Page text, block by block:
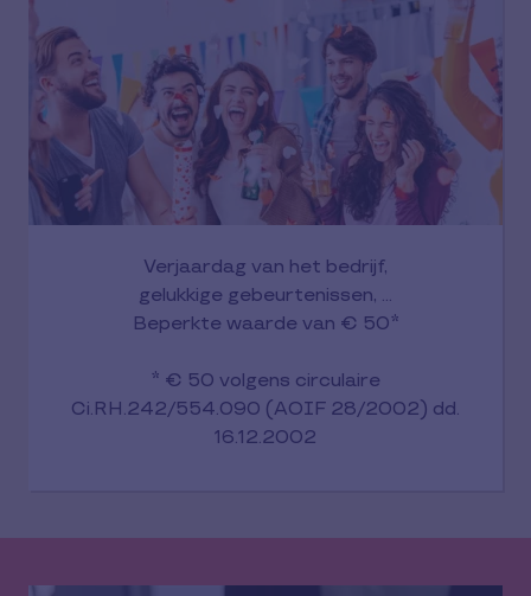
Verjaardag van het bedrijf,
gelukkige gebeurtenissen, ...
Beperkte waarde van € 50*
* € 50 volgens circulaire
Ci.RH.242/554.090 (AOIF 28/2002) dd.
16.12.2002